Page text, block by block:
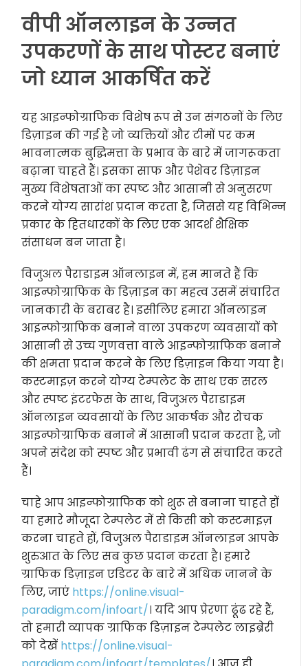
वीपी ऑनलाइन के उन्नत
उपकरणों के साथ पोस्टर बनाएं
जो ध्यान आकर्षित करें
यह आइन्फोग्राफिक विशेष रूप से उन संगठनों के लिए
डिज़ाइन की गई है जो व्यक्तियों और टीमों पर कम
भावनात्मक बुद्धिमत्ता के प्रभाव के बारे में जागरूकता
बढ़ाना चाहते हैं। इसका साफ और पेशेवर डिज़ाइन
मुख्य विशेषताओं का स्पष्ट और आसानी से अनुसरण
करने योग्य सारांश प्रदान करता है, जिससे यह विभिन्न
प्रकार के हितधारकों के लिए एक आदर्श शैक्षिक
संसाधन बन जाता है।
विजुअल पैराडाइम ऑनलाइन में, हम मानते हैं कि
आइन्फोग्राफिक के डिज़ाइन का महत्व उसमें संचारित
जानकारी के बराबर है। इसीलिए हमारा ऑनलाइन
आइन्फोग्राफिक बनाने वाला उपकरण व्यवसायों को
आसानी से उच्च गुणवत्ता वाले आइन्फोग्राफिक बनाने
की क्षमता प्रदान करने के लिए डिज़ाइन किया गया है।
कस्टमाइज़ करने योग्य टेम्पलेट के साथ एक सरल
और स्पष्ट इंटरफेस के साथ, विजुअल पैराडाइम
ऑनलाइन व्यवसायों के लिए आकर्षक और रोचक
आइन्फोग्राफिक बनाने में आसानी प्रदान करता है, जो
अपने संदेश को स्पष्ट और प्रभावी ढंग से संचारित करते
हैं।
चाहे आप आइन्फोग्राफिक को शुरू से बनाना चाहते हों
या हमारे मौजूदा टेम्पलेट में से किसी को कस्टमाइज़
करना चाहते हों, विजुअल पैराडाइम ऑनलाइन आपके
शुरुआत के लिए सब कुछ प्रदान करता है। हमारे
ग्राफिक डिज़ाइन एडिटर के बारे में अधिक जानने के
लिए, जाएं https://online.visual-
paradigm.com/infoart/। यदि आप प्रेरणा ढूंढ रहे हैं,
तो हमारी व्यापक ग्राफिक डिज़ाइन टेम्पलेट लाइब्रेरी
को देखें https://online.visual-